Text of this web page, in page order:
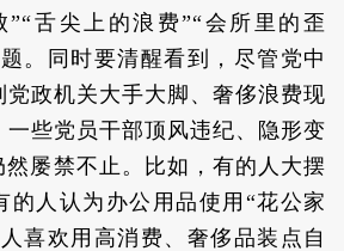
”“舌尖上的浪费”“会所里的歪
。同时要清醒看到，尽管党中
政机关大手大脚、奢侈浪费现
些党员干部顶风违纪、隐形变
然屡禁不止。比如，有的人大摆
的人认为办公用品使用“花公家
喜欢用高消费、奢侈品装点自